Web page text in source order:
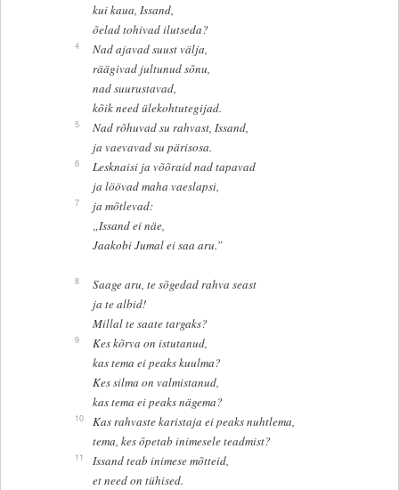
kui kaua, Issand,
õelad tohivad ilutseda?
4
Nad ajavad suust välja,
räägivad jultunud sõnu,
nad suurustavad,
kõik need ülekohtutegijad.
5
Nad rõhuvad su rahvast, Issand,
ja vaevavad su pärisosa.
6
Lesknaisi ja võõraid nad tapavad
ja löövad maha vaeslapsi,
7
ja mõtlevad:
„Issand ei näe,
Jaakobi Jumal ei saa aru.”
8
Saage aru, te sõgedad rahva seast
ja te albid!
Millal te saate targaks?
9
Kes kõrva on istutanud,
kas tema ei peaks kuulma?
Kes silma on valmistanud,
kas tema ei peaks nägema?
10
Kas rahvaste karistaja ei peaks nuhtlema,
tema, kes õpetab inimesele teadmist?
11
Issand teab inimese mõtteid,
et need on tühised.